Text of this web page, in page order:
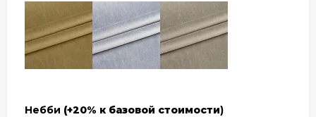
Небби (+20% к базовой стоимости)